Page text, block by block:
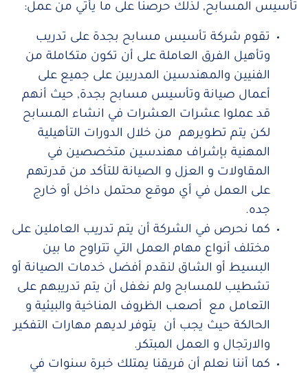
تأسيس المسابح, لذلك حرصنا على ما يأتي من عمل:
تقوم شركة تأسيس مسابح بجدة على تدريب
وتأهيل الفرق العاملة على أن تكون متكاملة من
الفنيين والمهندسين المدربين على جميع على
أعمال صيانة وتأسيس مسابح بجدة, حيث أنهم
قد عملوا عشرات العشرات في انشاء المسابح
لكن يتم تطويرهم من خلال الدورات التأهيلية
المهنية بإشراف مهندسين متخصصين في
المقاولات و العزل و الصيانة للتأكد من قدرتهم
على العمل في أي موقع محتمل داخل أو خارج
جده.
كما نحرص في الشركة أن يتم تدريب العاملين على
مختلف أنواع مهام العمل التي تتراوح ما بين
البسيط أو الشاق لنقدم أفضل خدمات الصيانة أو
تشطيب للمسابح ولم نغفل أن يتم تدريبهم على
التعامل مع أصعب الظروف المناخية والبيئية و
الحالكة حيث يجب أن يتوفر لديهم مهارات التفكير
والارتجال و العمل المبتكر.
كما أننا نعلم أن فريقنا يمتلك خبرة سنوات في